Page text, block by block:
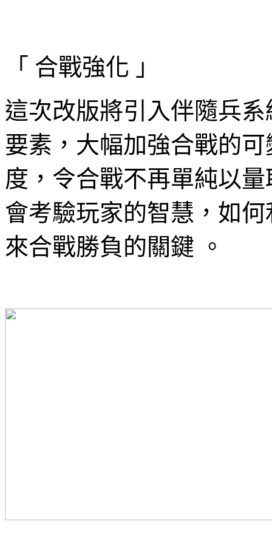
「 合戰強化 」
這次改版將引入伴隨兵
要素，大幅加強合戰的
度，令合戰不再單純以
會考驗玩家的智慧，如
來合戰勝負的關鍵 。